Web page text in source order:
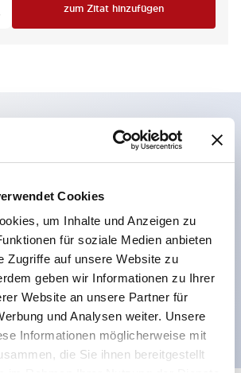
Cookies
um Inhalte und Anzeigen zu
für soziale Medien anbieten
Zugriffe auf unsere Website zu
geben wir Informationen zu Ihrer
Website an unsere Partner für
und Analysen weiter. Unsere
Informationen möglicherweise mit
die Sie ihnen bereitgestellt
zum Zitat hinzufügen
und IP65 komplett (IEC 60529)
durch
System, flache Anschlussfläche
Serien mit einem Gehäuselänge